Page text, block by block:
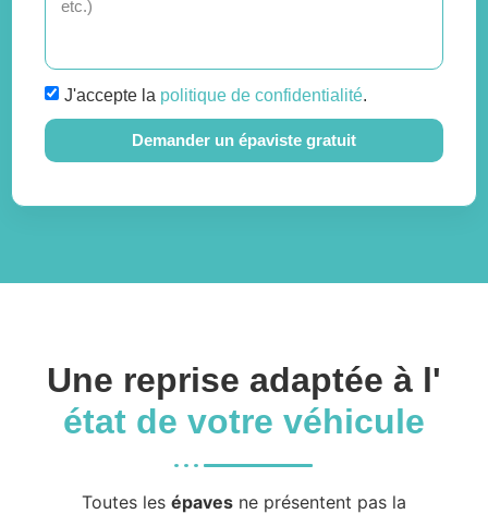
J'accepte la politique de confidentialité.
Demander un épaviste gratuit
Une reprise adaptée à l'
état de votre véhicule
Toutes les épavesne présentent pas la